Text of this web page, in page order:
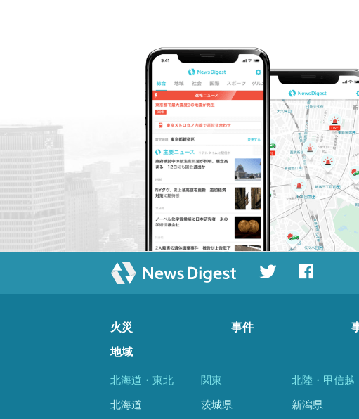
火災 事件
地域
北海道・東北
北海道
関東
茨城県
北陸・甲信越
新潟県